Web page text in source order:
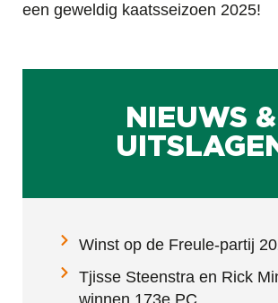
een geweldig kaatsseizoen 2025!
NIEUWS &
Winst op de Freule-partij
Tjisse Steenstra en Rick
winnen 173e PC